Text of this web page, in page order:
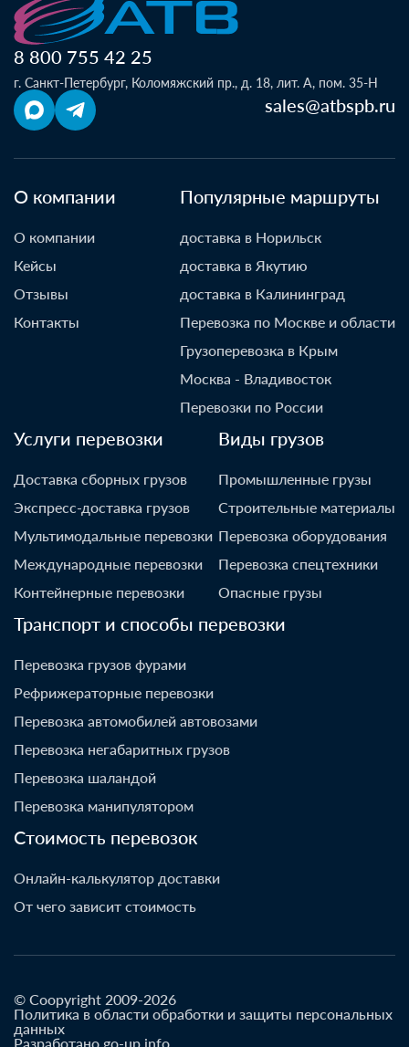
8 800 755 42 25
г. Санкт-Петербург, Коломяжский пр., д. 18, лит. А, пом. 35-Н
sales@atbspb.ru
О компании
О компании
Кейсы
Отзывы
Контакты
Популярные маршруты
доставка в Норильск
доставка в Якутию
доставка в Калининград
Перевозка по Москве и области
Грузоперевозка в Крым
Москва - Владивосток
Перевозки по России
Услуги перевозки
Доставка сборных грузов
Экспресс-доставка грузов
Мультимодальные перевозки
Международные перевозки
Контейнерные перевозки
Виды грузов
Промышленные грузы
Строительные материалы
Перевозка оборудования
Перевозка спецтехники
Опасные грузы
Транспорт и способы перевозки
Перевозка грузов фурами
Рефрижераторные перевозки
Перевозка автомобилей автовозами
Перевозка негабаритных грузов
Перевозка шаландой
Перевозка манипулятором
Стоимость перевозок
Онлайн-калькулятор доставки
От чего зависит стоимость
© Coopyright 2009-2026
Политика в области обработки и защиты персональных
данных
Разработано go-up.info